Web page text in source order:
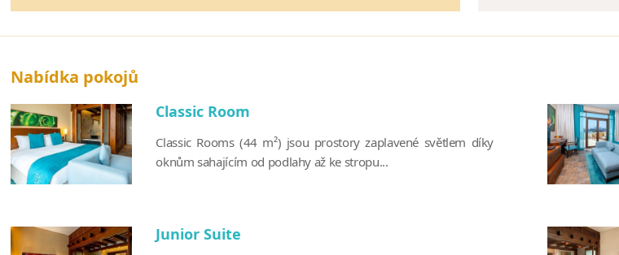
Nabídka pokojů
Classic Room
Classic Rooms (44 m²) jsou prostory zaplavené světlem díky
oknům sahajícím od podlahy až ke stropu...
Junior Suite